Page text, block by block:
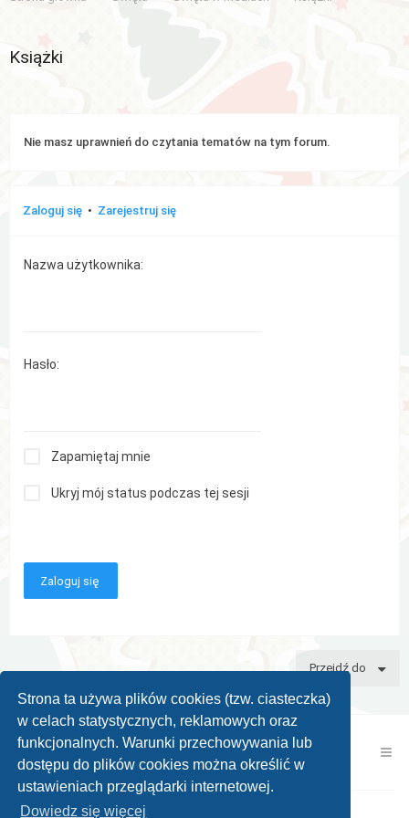
Strona ta używa plików cookies (tzw. ciasteczka)
w celach statystycznych, reklamowych oraz
funkcjonalnych. Warunki przechowywania lub
dostępu do plików cookies można określić w
ustawieniach przeglądarki internetowej.
Dowiedz się więcej
tematy
FAQ
Zespół
Książki
Nie masz uprawnień do czytania tematów na tym forum.
Zaloguj się • Zarejestruj się
Nazwa użytkownika:
Hasło:
Zapamiętaj mnie
Ukryj mój status podczas tej sesji
Przejdź do
Kontakt z nami Zespół administracyjny